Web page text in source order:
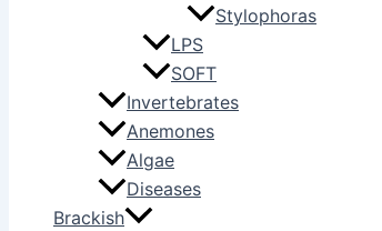
Stylophoras
LPS
SOFT
Invertebrates
Anemones
Algae
Diseases
Brackish